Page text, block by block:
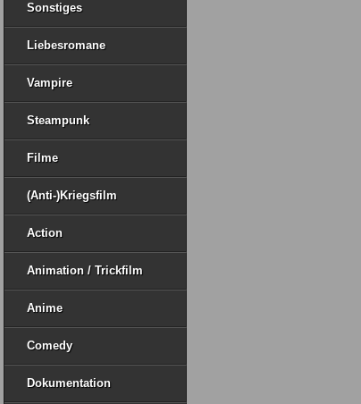
Sonstiges
Liebesromane
Vampire
Steampunk
Filme
(Anti-)Kriegsfilm
Action
Animation / Trickfilm
Anime
Comedy
Dokumentation